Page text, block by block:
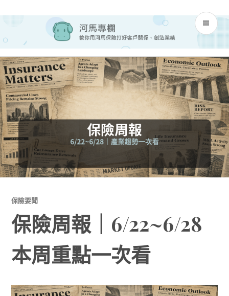
to
河馬專欄
保險要聞
保險周報｜6/22~6/28
本周重點一次看